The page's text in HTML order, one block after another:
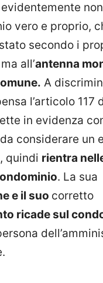
vero e proprio,
secondo i
all’antenna
A
l’articolo 117
in evidenza
da considerare un
quindi rientra
. La sua
e il suo corretto
ricade sul